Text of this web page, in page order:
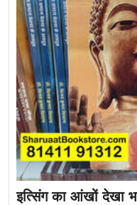
इत्सिंग का आंखों देखा